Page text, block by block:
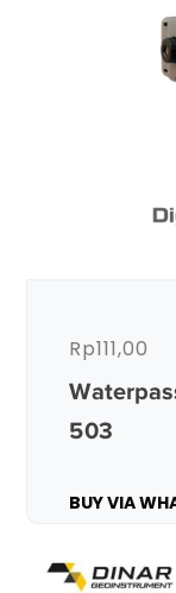
503
Rp111,00
BUY VIA